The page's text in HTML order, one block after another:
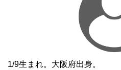
1/9生まれ。大阪府出身。